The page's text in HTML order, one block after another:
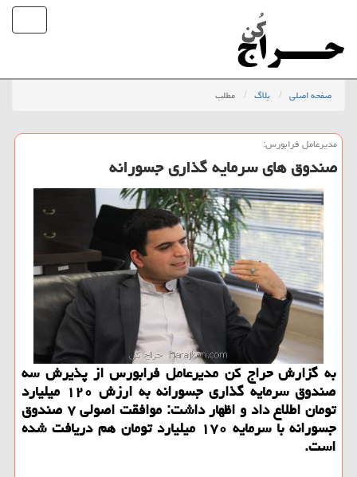
صفحه اصلی بلاگ مطلب
مدیرعامل فرابورس:
صندوق های سرمایه گذاری جسورانه
به گزارش حراج كن مدیرعامل فرابورس از پذیرش سه
صندوق سرمایه گذاری جسورانه به ارزش ۱۲۰ میلیارد
تومان اطلاع داد و اظهار داشت: موافقت اصولی ۷ صندوق
جسورانه با سرمایه ۱۷۰ میلیارد تومان هم دریافت شده
است.